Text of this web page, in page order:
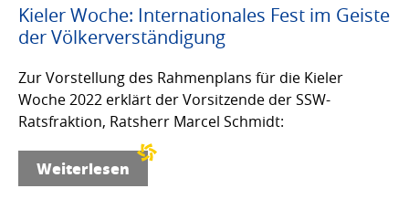
Kieler Woche: Internationales Fest im Geiste
der Völkerverständigung
Zur Vorstellung des Rahmenplans für die Kieler
Woche 2022 erklärt der Vorsitzende der SSW-
Ratsfraktion, Ratsherr Marcel Schmidt:
Weiterlesen